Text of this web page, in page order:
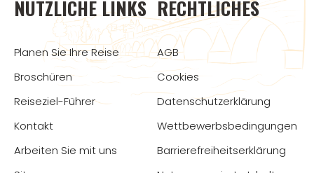
NÜTZLICHE LINKS
Planen Sie Ihre Reise
Broschüren
Reiseziel-Führer
Kontakt
Arbeiten Sie mit uns
RECHTLICHES
AGB
Cookies
Datenschutzerklärung
Wettbewerbsbedingungen
Barrierefreiheitserklärung